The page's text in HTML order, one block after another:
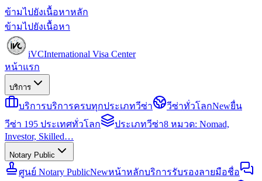
ข้ามไปยังเนื้อหาหลัก
ข้ามไปยังเนื้อหา
iVCInternational Visa Center
หน้าแรก
บริการ
บริการบริการครบทุกประเภทวีซ่า วีซ่าทั่วโลกNewยื่น
วีซ่า 195 ประเทศทั่วโลก
ประเภทวีซ่า8 หมวด: Nomad,
Investor, Skilled…
Notary Public
ศูนย์ Notary PublicNewหน้าหลักบริการรับรองลายมือชื่อ